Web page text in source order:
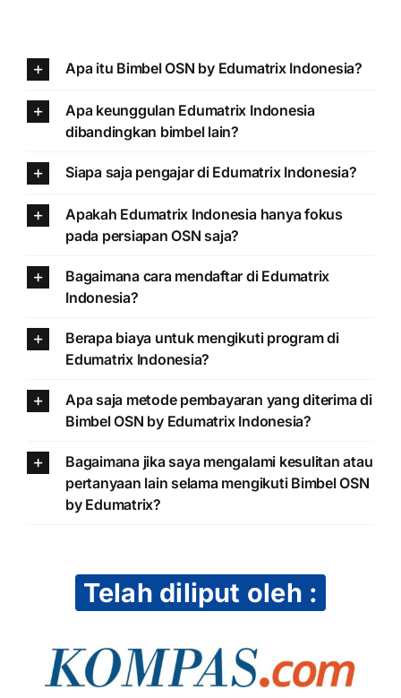
Apa itu Bimbel OSN by Edumatrix Indonesia?
Apa keunggulan Edumatrix Indonesia
dibandingkan bimbel lain?
Siapa saja pengajar di Edumatrix Indonesia?
Apakah Edumatrix Indonesia hanya fokus
pada persiapan OSN saja?
Bagaimana cara mendaftar di Edumatrix
Indonesia?
Berapa biaya untuk mengikuti program di
Edumatrix Indonesia?
Apa saja metode pembayaran yang diterima di
Bimbel OSN by Edumatrix Indonesia?
Bagaimana jika saya mengalami kesulitan atau
pertanyaan lain selama mengikuti Bimbel OSN
by Edumatrix?
Telah diliput oleh :